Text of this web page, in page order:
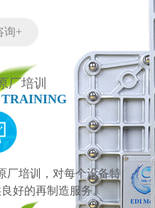
询+
厂培训
厂培训，对每个设备特
好的再制造服务。